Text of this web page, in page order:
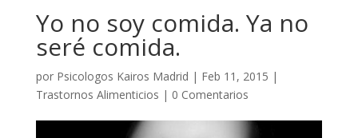
Yo no soy comida. Ya no
seré comida.
por Psicologos Kairos Madrid | Feb 11, 2015 |
Trastornos Alimenticios | 0 Comentarios